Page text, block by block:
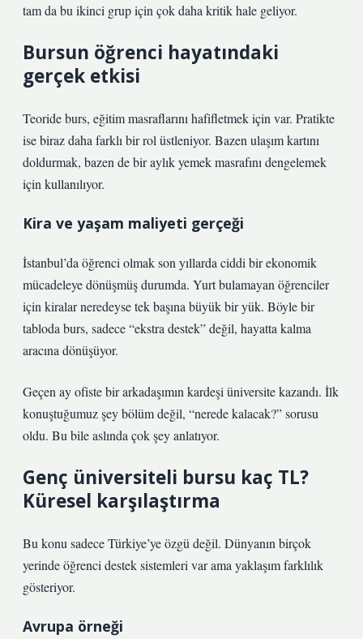
tam da bu ikinci grup için çok daha kritik hale geliyor.
Bursun öğrenci hayatındaki
gerçek etkisi
Teoride burs, eğitim masraflarını hafifletmek için var. Pratikte
ise biraz daha farklı bir rol üstleniyor. Bazen ulaşım kartını
doldurmak, bazen de bir aylık yemek masrafını dengelemek
için kullanılıyor.
Kira ve yaşam maliyeti gerçeği
İstanbul’da öğrenci olmak son yıllarda ciddi bir ekonomik
mücadeleye dönüşmüş durumda. Yurt bulamayan öğrenciler
için kiralar neredeyse tek başına büyük bir yük. Böyle bir
tabloda burs, sadece “ekstra destek” değil, hayatta kalma
aracına dönüşüyor.
Geçen ay ofiste bir arkadaşımın kardeşi üniversite kazandı. İlk
konuştuğumuz şey bölüm değil, “nerede kalacak?” sorusu
oldu. Bu bile aslında çok şey anlatıyor.
Genç üniversiteli bursu kaç TL?
Küresel karşılaştırma
Bu konu sadece Türkiye’ye özgü değil. Dünyanın birçok
yerinde öğrenci destek sistemleri var ama yaklaşım farklılık
gösteriyor.
Avrupa örneği